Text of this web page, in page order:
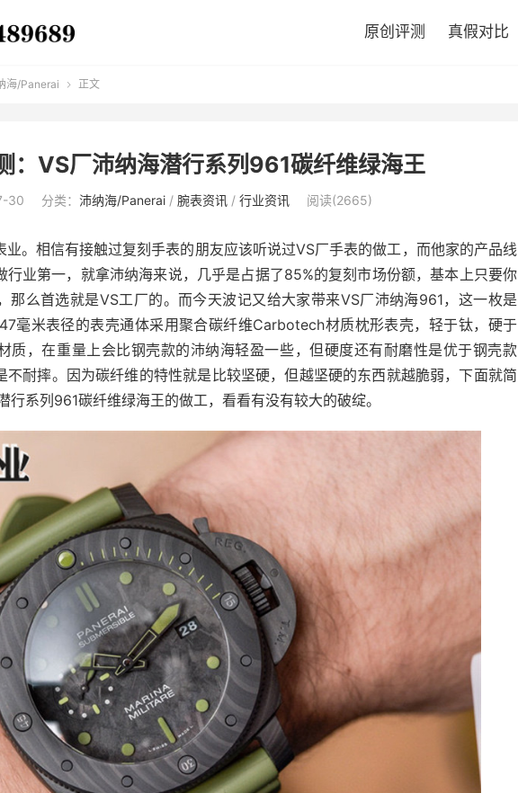
原创评测 真假对比
海/Panerai  正文
：VS厂沛纳海潜行系列961碳纤维绿海王
30 分类： 沛纳海/Panerai/ 腕表资讯/ 行业资讯 阅读(2665)
业。相信有接触过复刻手表的朋友应该听说过VS厂手表的做工，而他家的产品线
行业第一，就拿沛纳海来说，几乎是占据了85%的复刻市场份额，基本上只要你
那么首选就是VS工厂的。而今天波记又给大家带来VS厂沛纳海961，这一枚是
毫米表径的表壳通体采用聚合碳纤维Carbotech材质枕形表壳，轻于钛，硬于
质，在重量上会比钢壳款的沛纳海轻盈一些，但硬度还有耐磨性是优于钢壳款
不耐摔。因为碳纤维的特性就是比较坚硬，但越坚硬的东西就越脆弱，下面就简
行系列961碳纤维绿海王的做工，看看有没有较大的破绽。